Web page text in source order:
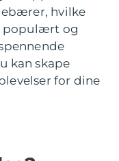
hvilke
populært og
kan skape
for dine